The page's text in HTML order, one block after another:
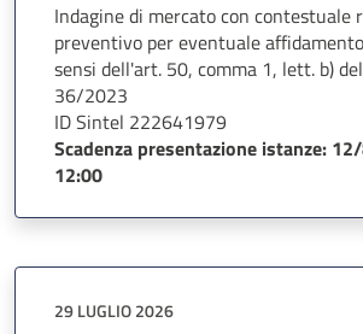
Indagine di mercato con contestuale
preventivo per eventuale
sensi dell'art. 50, comma 1, lett. b)
36/2023
ID Sintel 222641979
Scadenza presentazione istanze:
12:00
29 LUGLIO 2026